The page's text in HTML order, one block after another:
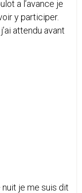
a l’avance je
y participer.
attendu avant
je me suis dit